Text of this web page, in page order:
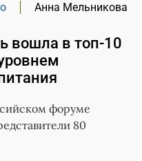
Анна Мельникова
вошла в топ-10
форуме
80